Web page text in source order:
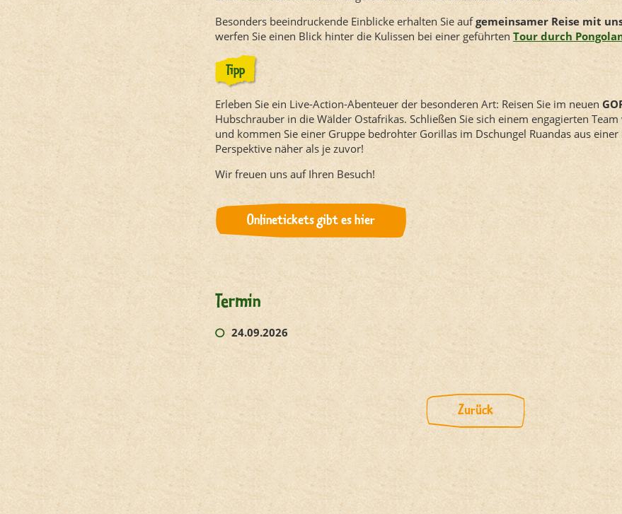
Besonders beeindruckende Einblicke erhalten Sie aufgemeinsamer Reise mit
werfen Sie einen Blick hinter die Kulissen bei einer geführten Tour durch
Tipp
Erleben Sie ein Live-Action-Abenteuer der besonderen Art: Reisen Sie im neuen
Hubschrauber in die Wälder Ostafrikas. Schließen Sie sich einem engagierten
und kommen Sie einer Gruppe bedrohter Gorillas im Dschungel Ruandas aus
Perspektive näher als je zuvor!
Wir freuen uns auf Ihren Besuch!
Onlinetickets gibt es hier
Termin
24.09.2026
Zurück